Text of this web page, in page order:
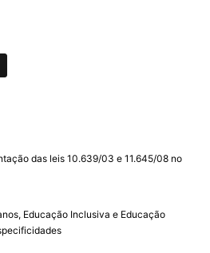
das leis 10.639/03 e 11.645/08 no
Educação Inclusiva e Educação